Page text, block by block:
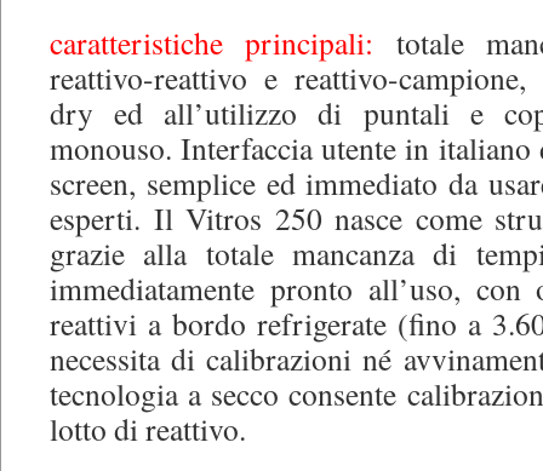
caratteristiche principali: totale
reattivo-reattivo e reattivo-
dry ed all’utilizzo di puntali e
monouso. Interfaccia utente in italiano
screen, semplice ed immediato da
esperti. Il Vitros 250 nasce come
grazie alla totale mancanza di
immediatamente pronto all’uso,
reattivi a bordo refrigerate (fino a
necessita di calibrazioni né
tecnologia a secco consente
lotto di reattivo.